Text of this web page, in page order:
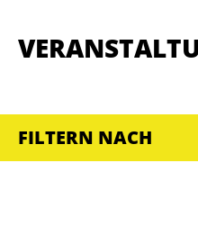
FILTERN NACH